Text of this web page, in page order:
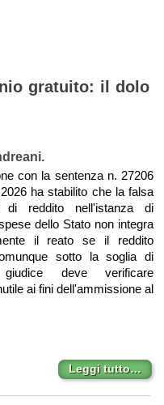
gratuito: il dolo
con la sentenza n. 27206
ha stabilito che la falsa
di reddito nell'istanza di
dello Stato non integra
il reato se il reddito
sotto la soglia di
deve verificare
ai fini dell'ammissione al
Leggi tutto…